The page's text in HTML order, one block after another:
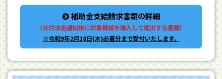
補助金支給請求書類の詳細
（交付決定通知後に対象機械を購入して提出する書類）
※令和9年2月18日(木)必着分まで受付いたします。